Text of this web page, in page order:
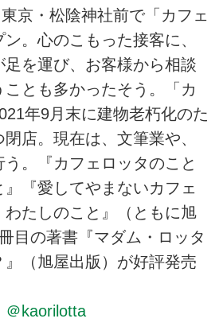
京・松陰神社前で「カフェ
。心のこもった接客に、
を運び、お客様から相談
とも多かったそう。「カ
年9月末に建物老朽化のた
店。現在は、文筆業や、
。『カフェロッタのこと
『愛してやまないカフェ
わたしのこと』（ともに旭
目の著書『マダム・ロッタ
』（旭屋出版）が好評発売
＠kaorilotta